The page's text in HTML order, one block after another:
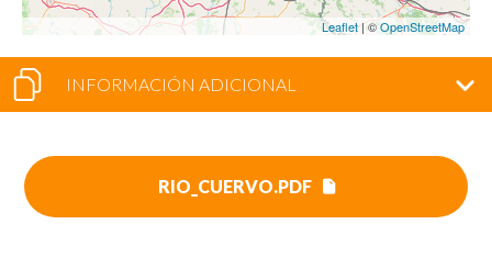
Leaflet| ©OpenStreetMap
INFORMACIÓN ADICIONAL
RIO_CUERVO.PDF